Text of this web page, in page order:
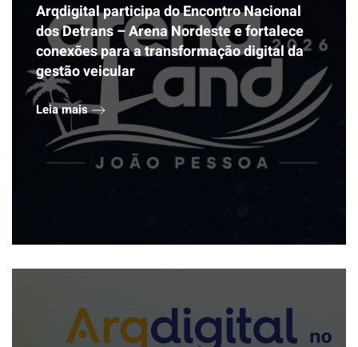
Arqdigital participa do Encontro Nacional
dos Detrans – Arena Nordeste e fortalece
conexões para a transformação digital da
gestão veicular
Leia mais